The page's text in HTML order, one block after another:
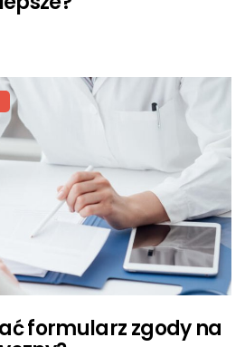
formularz zgody na